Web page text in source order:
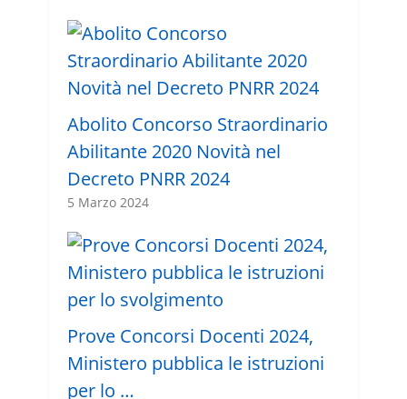
Abolito Concorso Straordinario
Abilitante 2020 Novità nel
Decreto PNRR 2024
5 Marzo 2024
Prove Concorsi Docenti 2024,
Ministero pubblica le istruzioni
per lo …